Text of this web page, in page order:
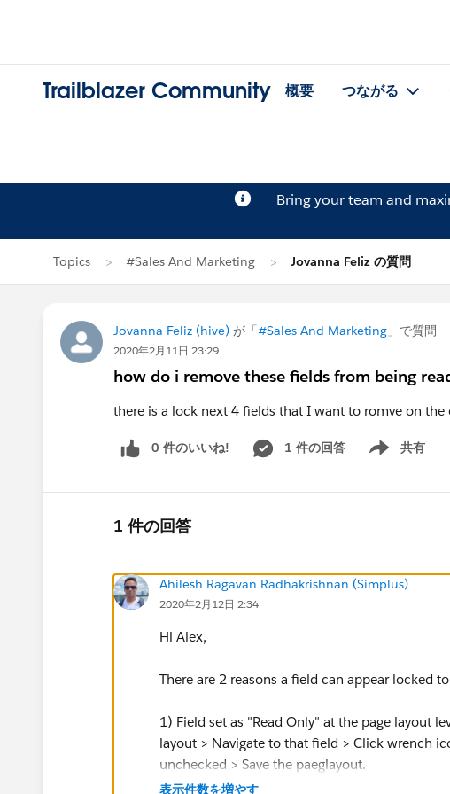
Trailblazer Community 概要 つながる
Bring your team and
Topics #Sales And Marketing Jovanna Feliz の質問
Jovanna Feliz (hive) が「#Sales And Marketing 」で質問
2020年2月11日 23:29
how do i remove these fields from being
there is a lock next 4 fields that I want to romve on
0 件のいいね! 1 件の回答 共有
Show menu
1 件の回答
Ahilesh Ragavan Radhakrishnan (Simplus)
2020年2月12日 2:34
Hi Alex,
There are 2 reasons a field can appear locked
1) Field set as "Read Only" at the page layout
layout > Navigate to that field > Click wrench
unchecked > Save the paeglayout.
表示件数を増やす